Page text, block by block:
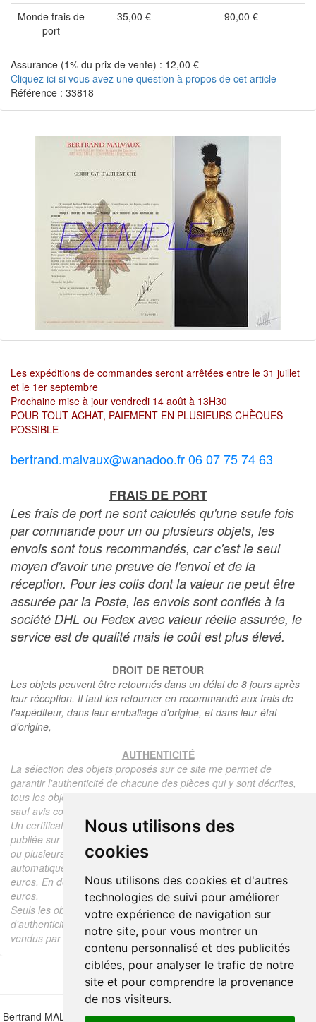
Nous utilisons des
cookies
Nous utilisons des cookies et d'autres
technologies de suivi pour améliorer
votre expérience de navigation sur
notre site, pour vous montrer un
contenu personnalisé et des publicités
ciblées, pour analyser le trafic de notre
site et pour comprendre la provenance
de nos visiteurs.
Monde frais de
port
35,00 € 90,00 €
Assurance (1% du prix de vente) : 12,00 €
Cliquez ici si vous avez une question à propos de cet article
Référence : 33818
Les expéditions de commandes seront arrêtées entre le 31 juillet
et le 1er septembre
Prochaine mise à jour vendredi 14 août à 13H30
POUR TOUT ACHAT, PAIEMENT EN PLUSIEURS CHÈQUES
POSSIBLE
bertrand.malvaux@wanadoo.fr 06 07 75 74 63
FRAIS DE PORT
Les frais de port ne sont calculés qu'une seule fois
par commande pour un ou plusieurs objets, les
envois sont tous recommandés, car c'est le seul
moyen d'avoir une preuve de l'envoi et de la
réception. Pour les colis dont la valeur ne peut être
assurée par la Poste, les envois sont confiés à la
société DHL ou Fedex avec valeur réelle assurée, le
service est de qualité mais le coût est plus élevé.
DROIT DE RETOUR
Les objets peuvent être retournés dans un délai de 8 jours après
leur réception. Il faut les retourner en recommandé aux frais de
l'expéditeur, dans leur emballage d'origine, et dans leur état
d'origine,
AUTHENTICITÉ
La sélection des objets proposés sur ce site me permet de
garantir l'authenticité de chacune des pièces qui y sont décrites,
tous les objets proposés sont garantis d'époque et authentiques,
sauf avis contraire ou restriction dans la description.
Un certificat d'authenticité de l'objet reprenant la description
publiée sur le site, l'époque, le prix de vente, accompagné d'une
ou plusieurs photographies en couleurs est communiqué
automatiquement pour tout objet dont le prix est supérieur à 130
euros. En dessous de ce prix chaque certificat est facturé 5
euros.
Seuls les objets vendus par mes soins font l'objet d'un certificat
d'authenticité, je ne fais aucun rapport d'expertise pour les objets
vendus par des tiers (confrères ou collectionneurs).
Bertrand MALVAUX - 22 rue Crébillon, 44000 Nantes - FRANCE - Tél.